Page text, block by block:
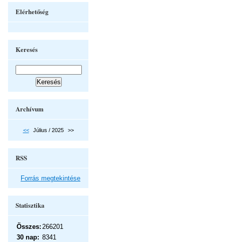
Elérhetőség
Keresés
Archívum
<< Július / 2025 >>
RSS
Forrás megtekintése
Statisztika
Összes: 266201
30 nap: 8341